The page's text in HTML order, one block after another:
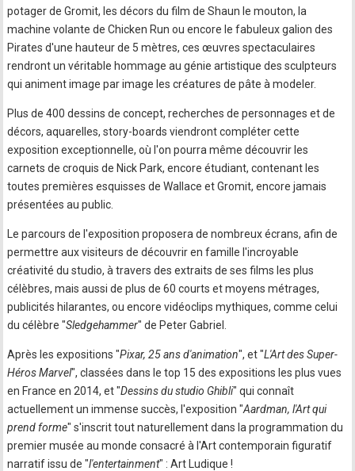
potager de Gromit, les décors du film de Shaun le mouton, la
machine volante de Chicken Run ou encore le fabuleux galion des
Pirates d'une hauteur de 5 mètres, ces œuvres spectaculaires
rendront un véritable hommage au génie artistique des sculpteurs
qui animent image par image les créatures de pâte à modeler.
Plus de 400 dessins de concept, recherches de personnages et de
décors, aquarelles, story-boards viendront compléter cette
exposition exceptionnelle, où l'on pourra même découvrir les
carnets de croquis de Nick Park, encore étudiant, contenant les
toutes premières esquisses de Wallace et Gromit, encore jamais
présentées au public.
Le parcours de l'exposition proposera de nombreux écrans, afin de
permettre aux visiteurs de découvrir en famille l'incroyable
créativité du studio, à travers des extraits de ses films les plus
célèbres, mais aussi de plus de 60 courts et moyens métrages,
publicités hilarantes, ou encore vidéoclips mythiques, comme celui
du célèbre "Sledgehammer" de Peter Gabriel.
Après les expositions "Pixar, 25 ans d'animation", et "L'Art des Super-
Héros Marvel", classées dans le top 15 des expositions les plus vues
en France en 2014, et "Dessins du studio Ghibli" qui connaît
actuellement un immense succès, l'exposition "Aardman, l'Art qui
prend forme" s'inscrit tout naturellement dans la programmation du
premier musée au monde consacré à l'Art contemporain figuratif
narratif issu de "l'entertainment" : Art Ludique !